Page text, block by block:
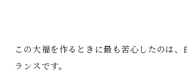
この大福を作るときに最も苦心したのは、
ランスです。